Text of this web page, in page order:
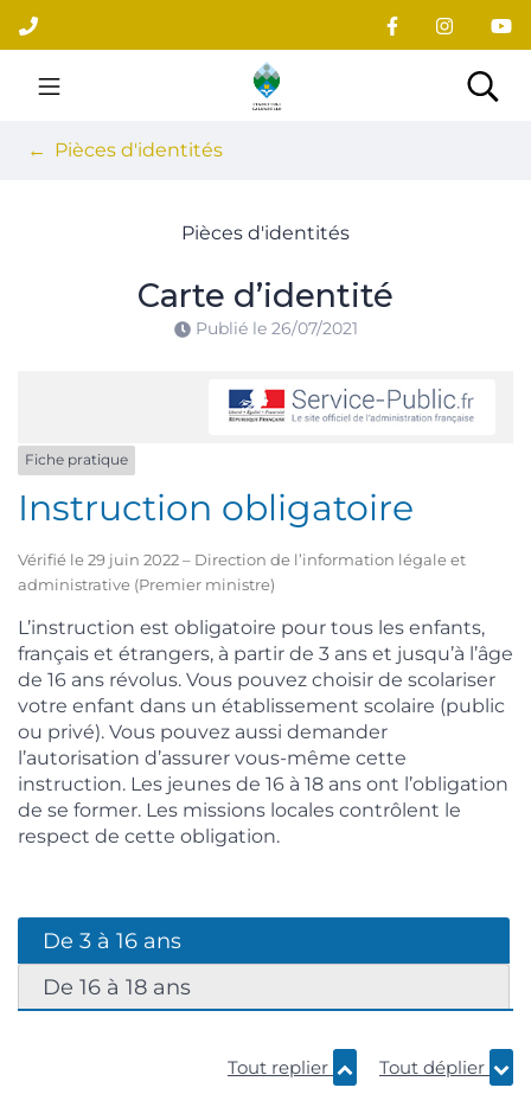
Aller
au
contenu
Site officiel du village
Pièces d'identités
Pièces d'identités
Carte d’identité
Publié le 26/07/2021
Fiche pratique
Instruction obligatoire
Vérifié le 29 juin 2022 – Direction de l’information légale et
administrative (Premier ministre)
L’instruction est obligatoire pour tous les enfants,
français et étrangers, à partir de 3 ans et jusqu’à l’âge
de 16 ans révolus. Vous pouvez choisir de scolariser
votre enfant dans un établissement scolaire (public
ou privé). Vous pouvez aussi demander
l’autorisation d’assurer vous-même cette
instruction. Les jeunes de 16 à 18 ans ont l’obligation
de se former. Les missions locales contrôlent le
respect de cette obligation.
De 3 à 16 ans
De 16 à 18 ans
Tout replier Tout déplier